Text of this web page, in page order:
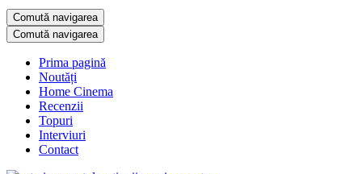
Comută navigarea
Comută navigarea
Prima pagină
Noutăți
Home Cinema
Recenzii
Topuri
Interviuri
Contact